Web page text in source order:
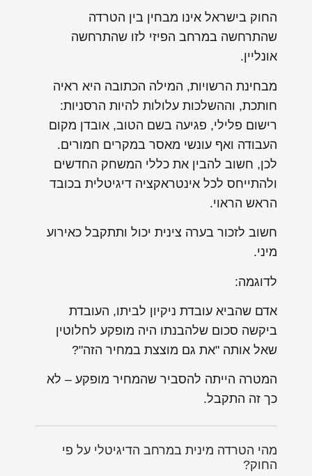
החוק בישראל אינו מבחין בין הטרדה
שהתרחשה במרחב הפיזי לזו שהתרחשה
אונליין.
מבחינת הרשויות, המילה הכתובה היא ראיה
חותכת, וההשלכות עלולות להיות הרסניות:
רישום פלילי, פגיעה בשם הטוב, אובדן מקום
העבודה ואף עונשי מאסר במקרים חמורים.
לכן, חשוב להבין את כללי המשחק החדשים
ולהתייחס לכל אינטראקציה דיגיטלית בכובד
הראש הראוי.
חשוב לזכור בערה צינית יכול ותתקבל כאירוע
מיני.
לדוגמה:
אדם שהביא עובדת ניקיון לביתו, העובדת
ביקשה סכום שלהבנתו היה מופקע לחלוטין
שאל אותה "את גם מוצצת במחיר הזה"?
המטרה הייתה להסביר שהמחיר מופקע – לא
כך זה התקבל.
מהי הטרדה מינית במרחב הדיגיטלי על פי
החוק?